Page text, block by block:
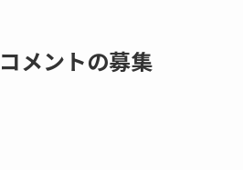
メントの募集